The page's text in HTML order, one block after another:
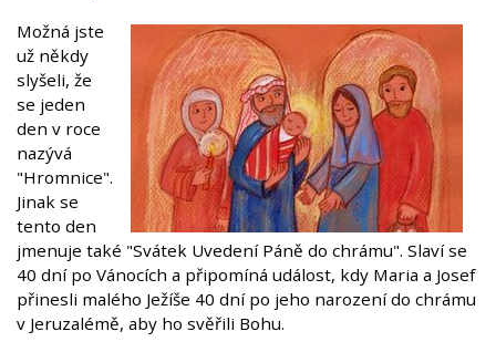
Možná jste
už někdy
slyšeli, že
se jeden
den v roce
nazývá
"Hromnice".
Jinak se
tento den
jmenuje také "Svátek Uvedení Páně do chrámu". Slaví se
40 dní po Vánocích a připomíná událost, kdy Maria a Josef
přinesli malého Ježíše 40 dní po jeho narození do chrámu
v Jeruzalémě, aby ho svěřili Bohu.